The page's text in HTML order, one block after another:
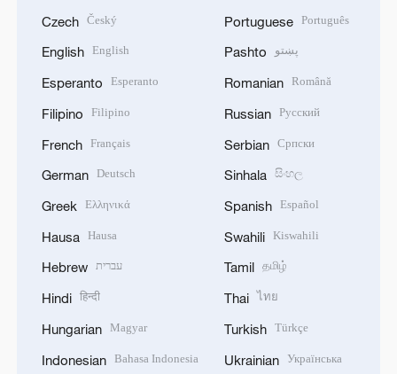
Czech Český
English English
Esperanto Esperanto
Filipino Filipino
French Français
German Deutsch
Greek Ελληνικά
Hausa Hausa
Hebrew עברית
Hindi हिन्दी
Hungarian Magyar
Indonesian Bahasa Indonesia
Portuguese Português
Pashto پښتو
Romanian Română
Russian Русский
Serbian Српски
Sinhala සිංහල
Spanish Español
Swahili Kiswahili
Tamil தமிழ்
Thai ไทย
Turkish Türkçe
Ukrainian Українська